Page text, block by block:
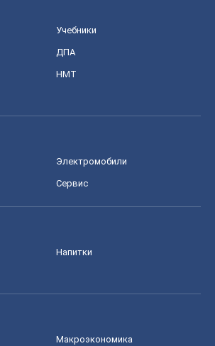
Учебники
ДПА
НМТ
Электромобили
Сервис
Напитки
Mакроэкономика